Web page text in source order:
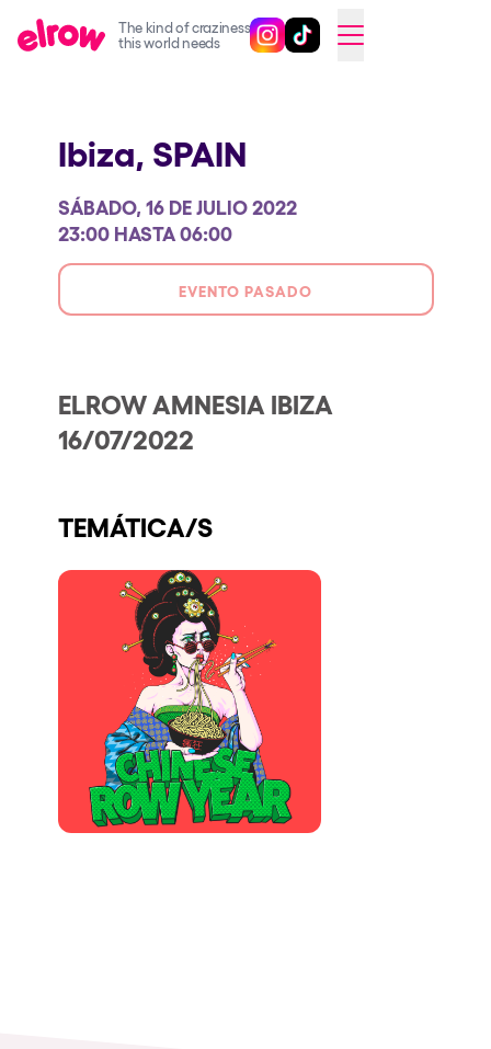
The kind of craziness
this world needs
Sigue @elrowofficial en
Sigue @elrowofficial en
SWITCH TO ENGLISH
elrow Ibiza x [UNVRS] 2026
elrow Town 2026
Snowrow Festival 2026
elrow Island 2026
elrow Shop
Our Creative World
Music
Quienes somos
¿Quieres trabajar con nosotros?
elrow News
Síguenos en tiktok
Síguenos en facebook
Síguenos en instagram
Síguenos en twitter
Síguenos en linkedin
Síguenos en youtube
Política de Privacidad
Política de Cookies
Aviso Legal
Política de Sostenibilidad
Ibiza, SPAIN
SÁBADO, 16 DE JULIO 2022
23:00 HASTA 06:00
EVENTO PASADO
ELROW AMNESIA IBIZA
16/07/2022
TEMÁTICA/S